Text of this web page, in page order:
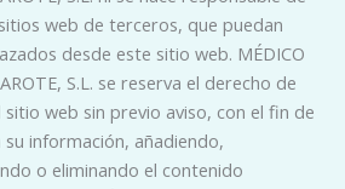
web de terceros, que puedan
desde este sitio web. MÉDICO
S.L. se reserva el derecho de
web sin previo aviso, con el fin de
información, añadiendo,
o eliminando el contenido